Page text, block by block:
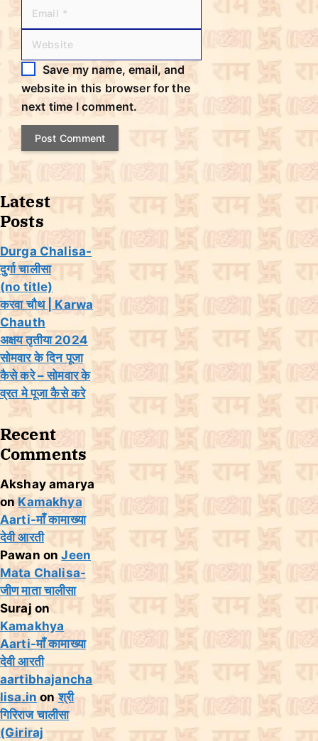
N
m
e
E
a
i
l
W
b
s
i
t
e
Save my name, email, and
website in this browser for the
next time I comment.
Latest
Posts
Durga Chalisa-
दुर्गा चालीसा
(no title)
करवा चौथ | Karwa
Chauth
अक्षय तृतीया 2024
सोमवार के दिन पूजा
कैसे करे – सोमवार के
व्रत मे पूजा कैसे करे
Recent
Comments
Akshay amarya
onKamakhya
Aarti-माँ कामाख्या
देवी आरती
Pawan onJeen
Mata Chalisa-
जीण माता चालीसा
Suraj on
Kamakhya
Aarti-माँ कामाख्या
देवी आरती
aartibhajancha
lisa.in onश्री
गिरिराज चालीसा
(Giriraj